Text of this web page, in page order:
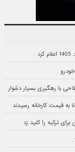
به قیمت کارخانه رسیدند